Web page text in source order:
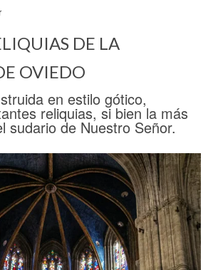
DE LA
OVIEDO
en estilo gótico,
reliquias, si bien la más
sudario de Nuestro Señor.